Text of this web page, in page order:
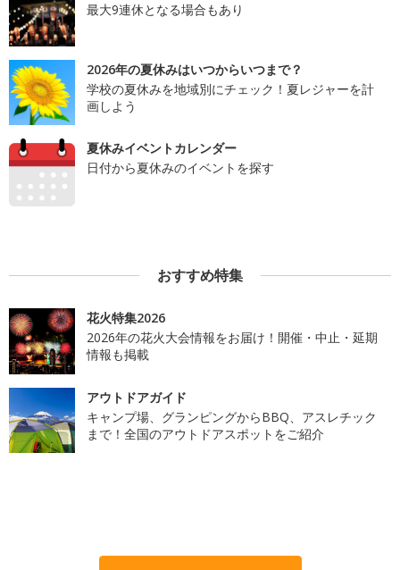
最大9連休となる場合もあり
2026年の夏休みはいつからいつまで？
学校の夏休みを地域別にチェック！夏レジャーを計
画しよう
夏休みイベントカレンダー
日付から夏休みのイベントを探す
おすすめ特集
花火特集2026
2026年の花火大会情報をお届け！開催・中止・延期
情報も掲載
アウトドアガイド
キャンプ場、グランピングからBBQ、アスレチック
まで！全国のアウトドアスポットをご紹介